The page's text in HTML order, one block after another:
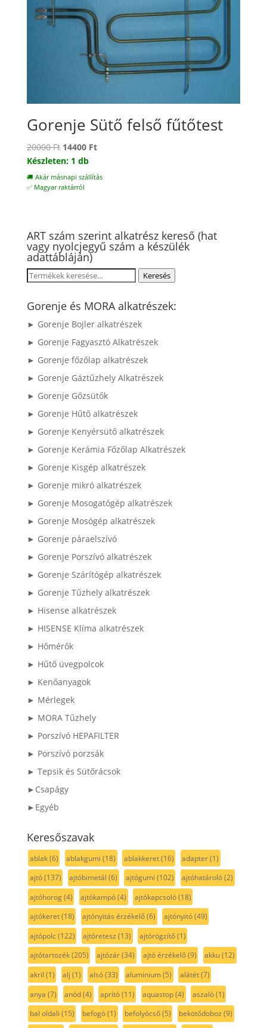
Gorenje Sütő felső fűtőtest
20000Ft Original
price
was:
20000 Ft.
14400 FtCurrent
is:
Készleten: 1 db
🚚 Akár másnapi szállítás
✅ Magyar raktárról
ART szám szerint alkatrész kereső (hat
vagy nyolcjegyű szám a készülék
adattábláján)
Keresés
következőre:
Keresés
Gorenje és MORA alkatrészek:
► Gorenje Bojler alkatrészek
► Gorenje Fagyasztó Alkatrészek
► Gorenje főzőlap alkatrészek
► Gorenje Gáztűzhely Alkatrészek
► Gorenje Gőzsütők
► Gorenje Hűtő alkatrészek
► Gorenje Kenyérsütő alkatrészek
► Gorenje Kerámia Főzőlap Alkatrészek
► Gorenje Kisgép alkatrészek
► Gorenje mikró alkatrészek
► Gorenje Mosogatógép alkatrészek
► Gorenje Mosógép alkatrészek
► Gorenje páraelszívó
► Gorenje Porszívó alkatrészek
► Gorenje Szárítógép alkatrészek
► Gorenje Tűzhely alkatrészek
► Hisense alkatrészek
► HISENSE Klíma alkatrészek
► Hőmérők
► Hűtő üvegpolcok
► Kenőanyagok
► Mérlegek
► MORA Tűzhely
► Porszívó HEPAFILTER
► Porszívó porzsák
► Tepsik és Sütőrácsok
►Csapágy
►Egyéb
Keresőszavak
ablak(6) ablakgumi (18) ablakkeret(16) adapter(1)
ajtó(137) ajtóbimetál (6) ajtógumi (102) ajtóhatároló(2)
ajtóhorog(4) ajtókampó(4) ajtókapcsoló(18)
ajtókeret(18) ajtónyitás érzékelő(6) ajtónyitó(49)
ajtópolc(122) ajtóretesz (13) ajtórögzítő(1)
ajtótartozék(205) ajtózár(34) ajtó érzékelő(9) akku(12)
akril (1) alj (1) alsó(33) aluminium(5) alátét(7)
anya (7) anód(4) aprító(11) aquastop(4) aszaló(1)
bal oldali (15) befogó(1) befolyócső(5) bekötődoboz (9)